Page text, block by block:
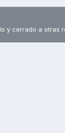
y cerrado a otras